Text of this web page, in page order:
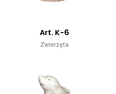
Art. K-6
Zwierzęta